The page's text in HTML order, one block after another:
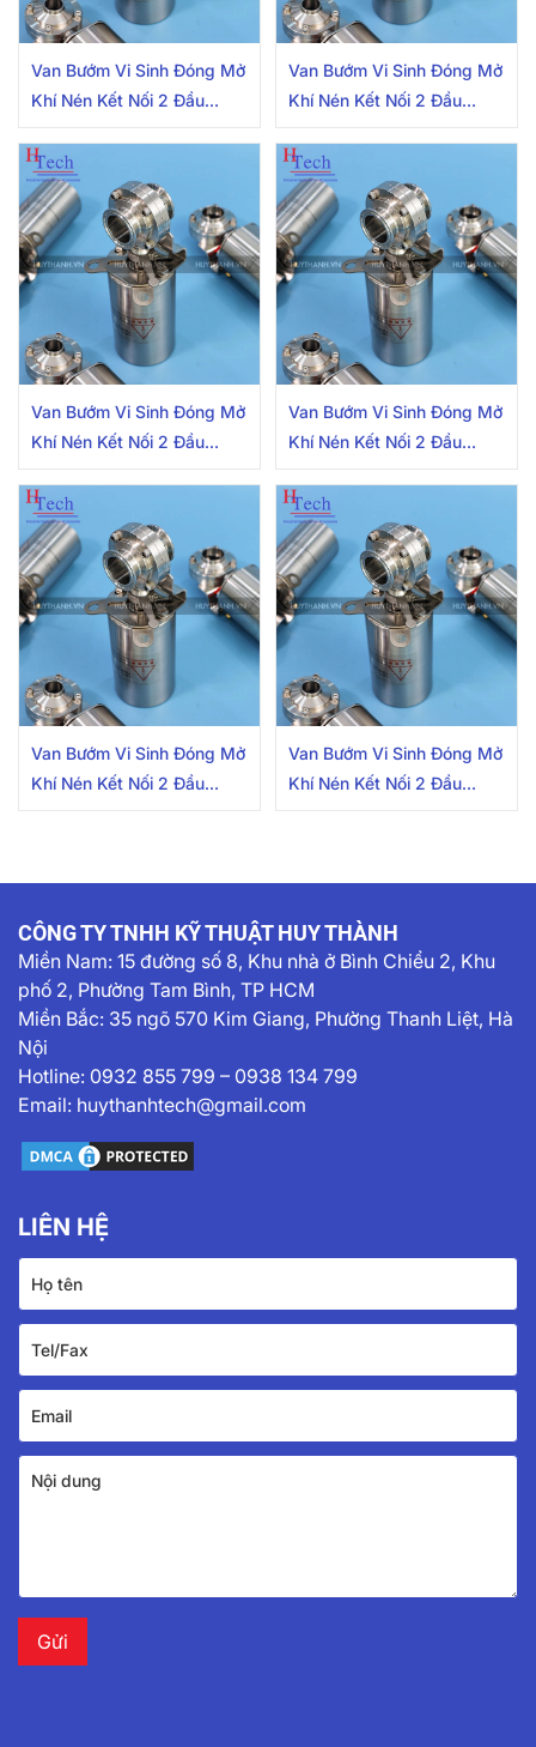
Van Bướm Vi Sinh Đóng Mở
Khí Nén Kết Nối 2 Đầu
304/316L Có Cảm Biến
Van Bướm Vi Sinh Đóng Mở
Khí Nén Kết Nối 2 Đầu
304/316L Có Cảm Biến
Van Bướm Vi Sinh Đóng Mở
Khí Nén Kết Nối 2 Đầu
304/316L Có Cảm Biến
Van Bướm Vi Sinh Đóng Mở
Khí Nén Kết Nối 2 Đầu
304/316L
Van Bướm Vi Sinh Đóng Mở
Khí Nén Kết Nối 2 Đầu
Van Bướm Vi Sinh Đóng Mở
Khí Nén Kết Nối 2 Đầu
CÔNG TY TNHH KỸ THUẬT HUY THÀNH
Miền Nam: 15 đường số 8, Khu nhà ở Bình Chiểu 2, Khu
phố 2, Phường Tam Bình, TP HCM
Miền Bắc: 35 ngõ 570 Kim Giang, Phường Thanh Liệt, Hà
Nội
Hotline: 0932 855 799 – 0938 134 799
Email: huythanhtech@gmail.com
LIÊN HỆ